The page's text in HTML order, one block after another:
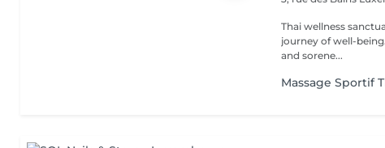
Thai wellness
journey of well-being. Benefit is its ability to help relieve muscle pain
and sorene...
Massage Sportif